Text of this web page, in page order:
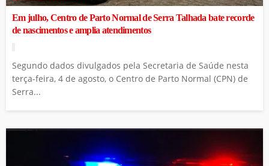
Em julho, Centro de Parto Normal de Serra Talhada bate recorde
de nascimentos e amplia atendimentos
Segundo dados divulgados pela Secretaria de Saúde nesta
terça-feira, 4 de agosto, o Centro de Parto Normal (CPN) de
Serra...